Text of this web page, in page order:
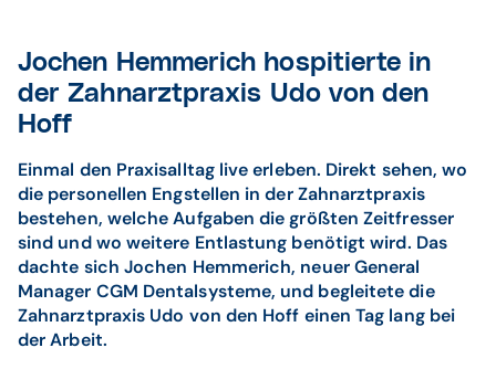
Jochen Hemmerich hospitierte in
der Zahnarztpraxis Udo von den
Hoff
Einmal den Praxisalltag live erleben. Direkt sehen, wo
die personellen Engstellen in der Zahnarztpraxis
bestehen, welche Aufgaben die größten Zeitfresser
sind und wo weitere Entlastung benötigt wird. Das
dachte sich Jochen Hemmerich, neuer General
Manager CGM Dentalsysteme, und begleitete die
Zahnarztpraxis Udo von den Hoff einen Tag lang bei
der Arbeit.